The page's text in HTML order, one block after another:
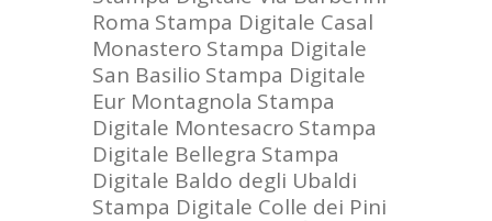
Roma Stampa Digitale Casal
Monastero Stampa Digitale
San Basilio Stampa Digitale
Eur Montagnola Stampa
Digitale Montesacro Stampa
Digitale Bellegra Stampa
Digitale Baldo degli Ubaldi
Stampa Digitale Colle dei Pini